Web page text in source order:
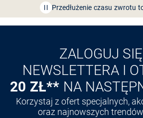
Przedłużenie czasu zwrotu
Odkryj aplikację VAN
ZALOGUJ
NEWSLETTERA I
20 ZŁ** NA
Korzystaj z ofert specjalnych,
oraz najnowszych